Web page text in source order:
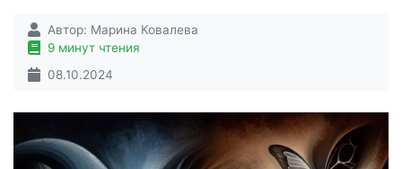
Автор: Марина Ковалева
9 минут чтения
08.10.2024